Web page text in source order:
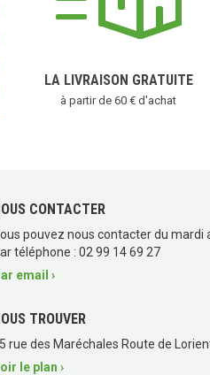
(3
LA LIVRAISON GRATUITE
à partir de 60 € d'achat
CONTACTER
pouvez nous contacter du mardi
téléphone : 02 99 14 69 27
email ›
TROUVER
rue des Maréchales Route de
le plan ›